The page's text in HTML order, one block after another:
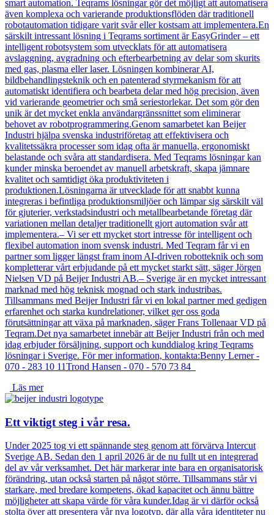
smart automation. Teqrams lösningar gör det möjligt att automatisera
även komplexa och varierande produktionsflöden där traditionell
robotautomation tidigare varit svår eller kostsam att implementera.En
särskilt intressant lösning i Teqrams sortiment är EasyGrinder – ett
intelligent robotsystem som utvecklats för att automatisera
avslaggning, avgradning och efterbearbetning av delar som skurits
med gas, plasma eller laser. Lösningen kombinerar AI,
bildbehandlingsteknik och en patenterad styrmekanism för att
automatiskt identifiera och bearbeta delar med hög precision, även
vid varierande geometrier och små seriestorlekar. Det som gör den
unik är det mycket enkla användargränssnittet som eliminerar
behovet av robotprogrammering.Genom samarbetet kan Beijer
Industri hjälpa svenska industriföretag att effektivisera och
kvalitetssäkra processer som idag ofta är manuella, ergonomiskt
belastande och svåra att standardisera. Med Teqrams lösningar kan
kunder minska beroendet av manuell arbetskraft, skapa jämnare
kvalitet och samtidigt öka produktiviteten i
produktionen.Lösningarna är utvecklade för att snabbt kunna
integreras i befintliga produktionsmiljöer och lämpar sig särskilt väl
för gjuterier, verkstadsindustri och metallbearbetande företag där
variationen mellan detaljer traditionellt gjort automation svår att
implementera.– Vi ser ett mycket stort intresse för intelligent och
flexibel automation inom svensk industri. Med Teqram får vi en
partner som ligger längst fram inom AI-driven robotteknik och som
kompletterar vårt erbjudande på ett mycket starkt sätt, säger Jörgen
Nielsen VD på Beijer Industri AB.– Sverige är en mycket intressant
marknad med hög teknisk mognad och stark industribas.
Tillsammans med Beijer Industri får vi en lokal partner med gedigen
erfarenhet och starka kundrelationer, vilket ger oss goda
förutsättningar att växa på marknaden, säger Frans Tollenaar VD på
Teqram.Det nya samarbetet innebär att Beijer Industri från och med
idag erbjuder försäljning, support och kunddialog kring Teqrams
lösningar i Sverige. För mer information, kontakta:Benny Lerner -
070 - 283 10 11Trond Hansen - 070 - 570 73 84
Läs mer
Ett viktigt steg i vår resa.
Under 2025 tog vi ett spännande steg genom att förvärva Intercut
Sverige AB. Sedan den 1 april 2026 är de nu fullt ut en integrerad
del av vår verksamhet. Det här markerar inte bara en organisatorisk
förändring, utan också starten på något större. Tillsammans står vi
starkare, med bredare kompetens, ökad kapacitet och ännu bättre
möjligheter att skapa värde för våra kunder.Idag är vi därför också
stolta över att presentera vår nya logotyp, där alla våra identiteter nu